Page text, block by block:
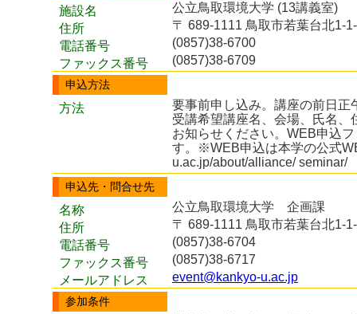
施設名
公立鳥取環境大学 (13講義室)
住所
〒 689-1111 鳥取市若葉台北1-
電話番号
(0857)38-6700
ファックス番号
(0857)38-6709
申込方法
方法
要事前申し込み。講座の前日
受講希望講座名、会場、氏名
お知らせください。WEB申込
す。※WEB申込は本学の公式
u.ac.jp/about/alliance/ seminar/
申込先・問合せ先
名称
公立鳥取環境大学 企画課
住所
〒 689-1111 鳥取市若葉台北
電話番号
(0857)38-6704
ファックス番号
(0857)38-6717
メールアドレス
event@kankyo-u.ac.jp
参加条件